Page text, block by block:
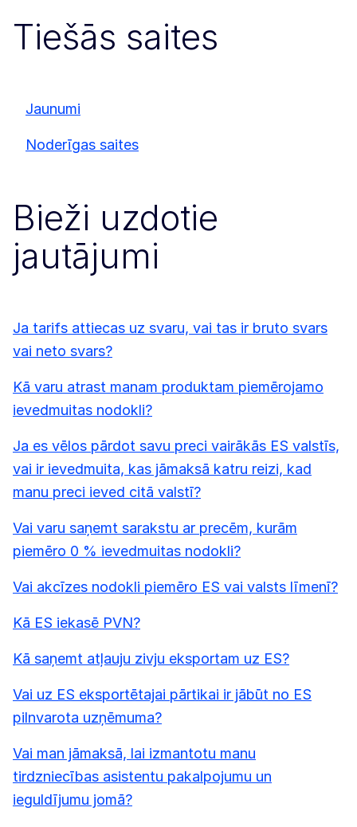
Tiešās saites
Jaunumi
Noderīgas saites
Bieži uzdotie
jautājumi
Ja tarifs attiecas uz svaru, vai tas ir bruto svars
vai neto svars?
Kā varu atrast manam produktam piemērojamo
ievedmuitas nodokli?
Ja es vēlos pārdot savu preci vairākās ES valstīs,
vai ir ievedmuita, kas jāmaksā katru reizi, kad
manu preci ieved citā valstī?
Vai varu saņemt sarakstu ar precēm, kurām
piemēro 0 % ievedmuitas nodokli?
Vai akcīzes nodokli piemēro ES vai valsts līmenī?
Kā ES iekasē PVN?
Kā saņemt atļauju zivju eksportam uz ES?
Vai uz ES eksportētajai pārtikai ir jābūt no ES
pilnvarota uzņēmuma?
Vai man jāmaksā, lai izmantotu manu
tirdzniecības asistentu pakalpojumu un
ieguldījumu jomā?